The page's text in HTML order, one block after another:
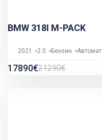
BMW 318I M-PACK
2021 2.0 Бензин Автомат
17890€21290€